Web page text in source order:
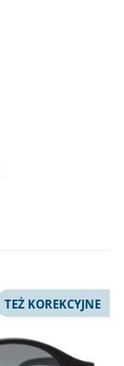
TEŻ KOREKCYJNE